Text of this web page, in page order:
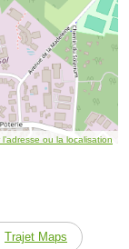
l’adresse ou la localisation
Trajet Maps